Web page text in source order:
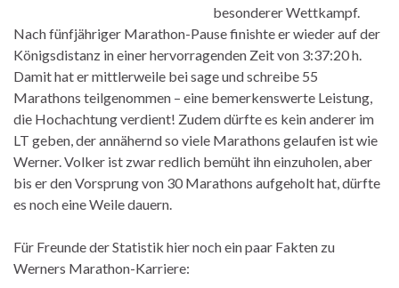
besonderer Wettkampf.
Nach fünfjähriger Marathon-Pause finishte er wieder auf der
Königsdistanz in einer hervorragenden Zeit von 3:37:20 h.
Damit hat er mittlerweile bei sage und schreibe 55
Marathons teilgenommen – eine bemerkenswerte Leistung,
die Hochachtung verdient! Zudem dürfte es kein anderer im
LT geben, der annähernd so viele Marathons gelaufen ist wie
Werner. Volker ist zwar redlich bemüht ihn einzuholen, aber
bis er den Vorsprung von 30 Marathons aufgeholt hat, dürfte
es noch eine Weile dauern.
Für Freunde der Statistik hier noch ein paar Fakten zu
Werners Marathon-Karriere: